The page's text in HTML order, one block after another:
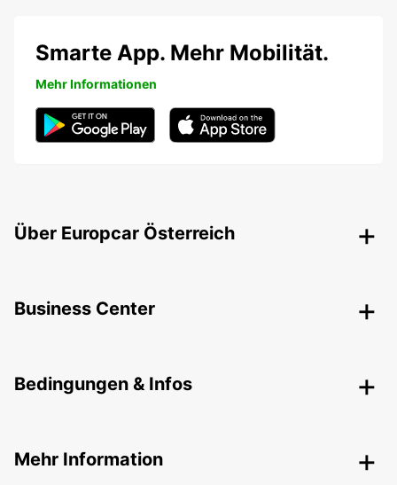
Smarte App. Mehr Mobilität.
Mehr Informationen
Über Europcar Österreich
Business Center
Bedingungen & Infos
Mehr Information